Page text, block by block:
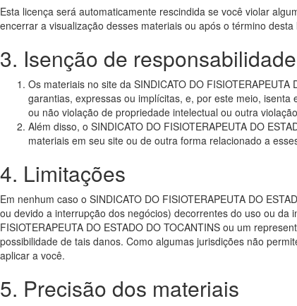
Esta licença será automaticamente rescindida se você violar
encerrar a visualização desses materiais ou após o término
3. Isenção de responsabilidade
Os materiais no site da SINDICATO DO
garantias, expressas ou implícitas, e, por este meio,
ou não violação de propriedade intelectual ou outra
Além disso, o SINDICATO DO FISIOTERAPEUTA DO
materiais em seu site ou de outra forma relacionado a
4. Limitações
Em nenhum caso o SINDICATO DO FISIOTERAPEUTA DO
ou devido a interrupção dos negócios) decorrentes do uso ou da
FISIOTERAPEUTA DO ESTADO DO TOCANTINS ou um
possibilidade de tais danos. Como algumas jurisdições não
aplicar a você.
5. Precisão dos materiais